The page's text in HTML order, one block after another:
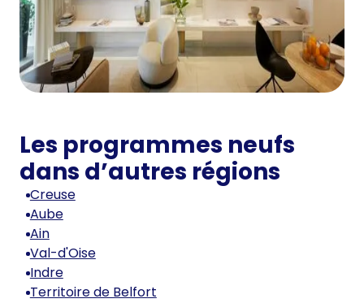
Les programmes neufs
dans d’autres régions
Creuse
Aube
Ain
Val-d'Oise
Indre
Territoire de Belfort